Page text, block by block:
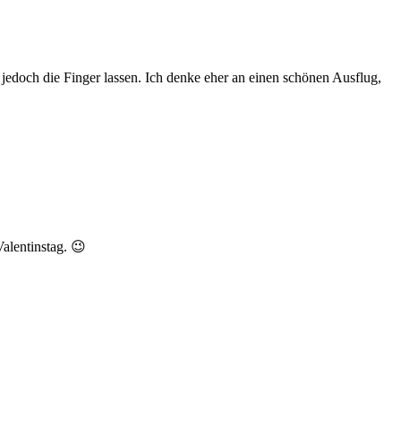
die Finger lassen. Ich denke eher an einen schönen Ausflug,
😉